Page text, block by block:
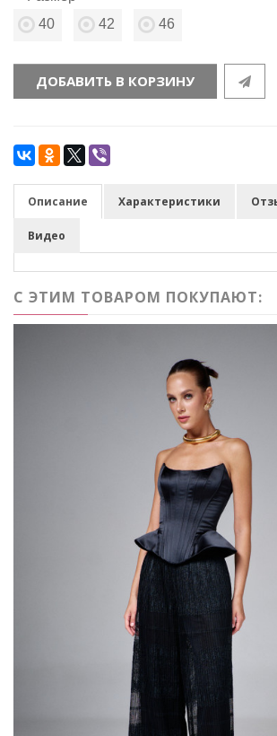
40
42 46
ДОБАВИТЬ В КОРЗИНУ
Описание Характеристики
Видео
С ЭТИМ ТОВАРОМ ПОКУПАЮТ: